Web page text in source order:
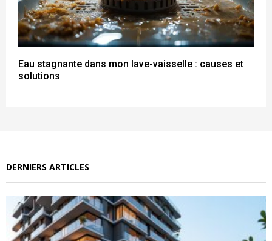
Eau stagnante dans mon lave-vaisselle : causes et
solutions
DERNIERS ARTICLES